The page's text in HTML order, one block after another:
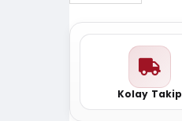
Kolay Takip